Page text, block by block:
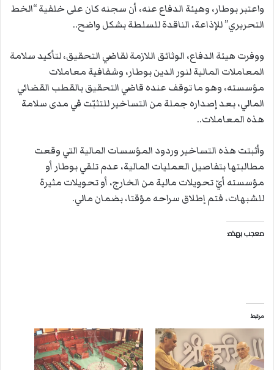
واعتبر بوطار، وهيئة الدفاع عنه، أن سجنه كان على خلفية “الخط
التحريري” للإذاعة، الناقدة للسلطة بشكل واضح..
ووفرت هيئة الدفاع، الوثائق اللازمة لقاضي التحقيق، لتأكيد سلامة
المعاملات المالية لنور الدين بوطار، وشفافية معاملات
مؤسسته، وهو ما توقف عنده قاضي التحقيق بالقطب القضائي
المالي، بعد إصداره جملة من التساخير للتثبّت في مدى سلامة
هذه المعاملات..
وأثبتت هذه التساخير وردود المؤسسات المالية التي وقعت
مطالبتها بتفاصيل العمليات المالية، عدم تلقي بوطار أو
مؤسسته أيّ تحويلات مالية من الخارج، أو تحويلات مثيرة
للشبهات، فتم إطلاق سراحه مؤقتا، بضمان مالي.
معجب بهذه:
مرتبط